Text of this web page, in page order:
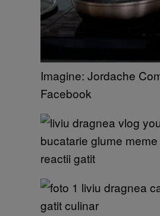
Imagine: Jordache
Facebook